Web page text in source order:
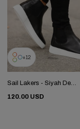
12
Sail Lakers - Siyah Deri Eva Taban Unisex Chelsea Bot 102-041-HE1065
120.00 USD